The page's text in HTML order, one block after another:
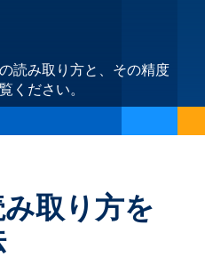
読み取り方と、その精度
ください。
取り方を